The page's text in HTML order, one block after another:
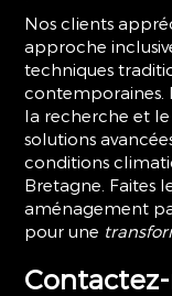
Nos clients
approche
techniques
contemporaines.
la recherche et
solutions
conditions
Bretagne. Faites
aménagement
pour une